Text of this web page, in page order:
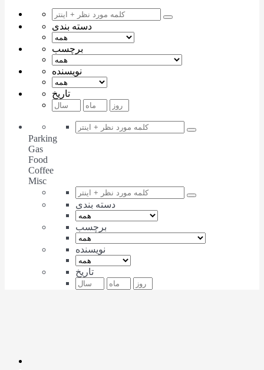
دسته بندی
برچسب
نویسنده
تاریخ
Parking
Gas
Food
Coffee
Misc
دسته بندی
برچسب
نویسنده
تاریخ